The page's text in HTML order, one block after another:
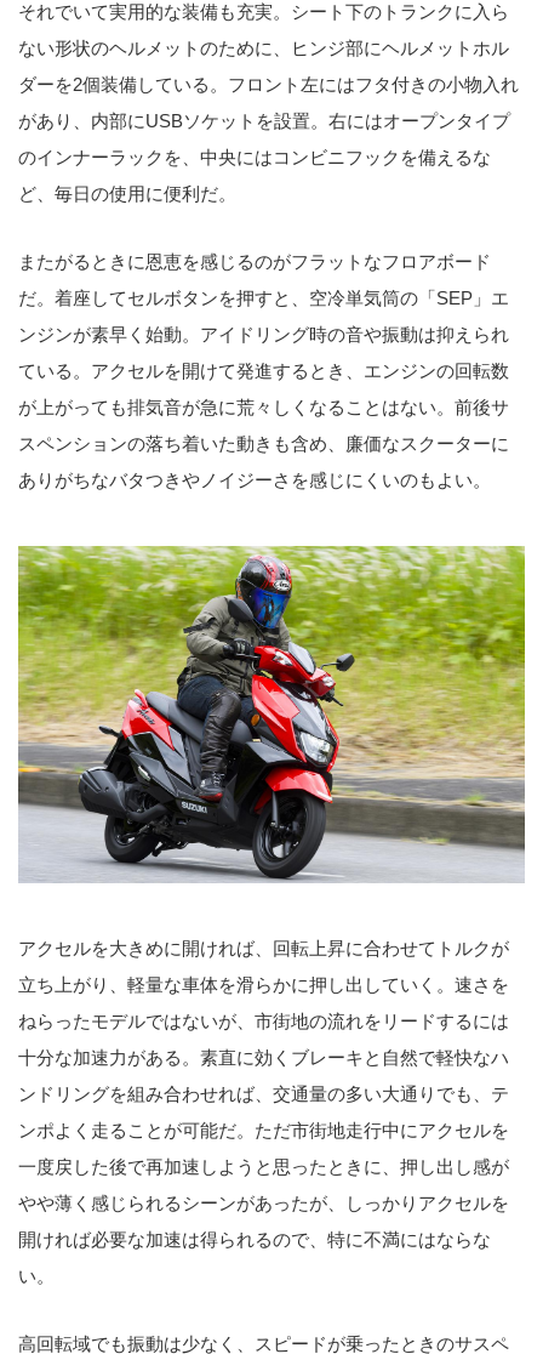
それでいて実用的な装備も充実。シート下のトランクに入ら
ない形状のヘルメットのために、ヒンジ部にヘルメットホル
ダーを2個装備している。フロント左にはフタ付きの小物入れ
があり、内部にUSBソケットを設置。右にはオープンタイプ
のインナーラックを、中央にはコンビニフックを備えるな
ど、毎日の使用に便利だ。
またがるときに恩恵を感じるのがフラットなフロアボード
だ。着座してセルボタンを押すと、空冷単気筒の「SEP」エ
ンジンが素早く始動。アイドリング時の音や振動は抑えられ
ている。アクセルを開けて発進するとき、エンジンの回転数
が上がっても排気音が急に荒々しくなることはない。前後サ
スペンションの落ち着いた動きも含め、廉価なスクーターに
ありがちなバタつきやノイジーさを感じにくいのもよい。
アクセルを大きめに開ければ、回転上昇に合わせてトルクが
立ち上がり、軽量な車体を滑らかに押し出していく。速さを
ねらったモデルではないが、市街地の流れをリードするには
十分な加速力がある。素直に効くブレーキと自然で軽快なハ
ンドリングを組み合わせれば、交通量の多い大通りでも、テ
ンポよく走ることが可能だ。ただ市街地走行中にアクセルを
一度戻した後で再加速しようと思ったときに、押し出し感が
やや薄く感じられるシーンがあったが、しっかりアクセルを
開ければ必要な加速は得られるので、特に不満にはならな
い。
高回転域でも振動は少なく、スピードが乗ったときのサスペ